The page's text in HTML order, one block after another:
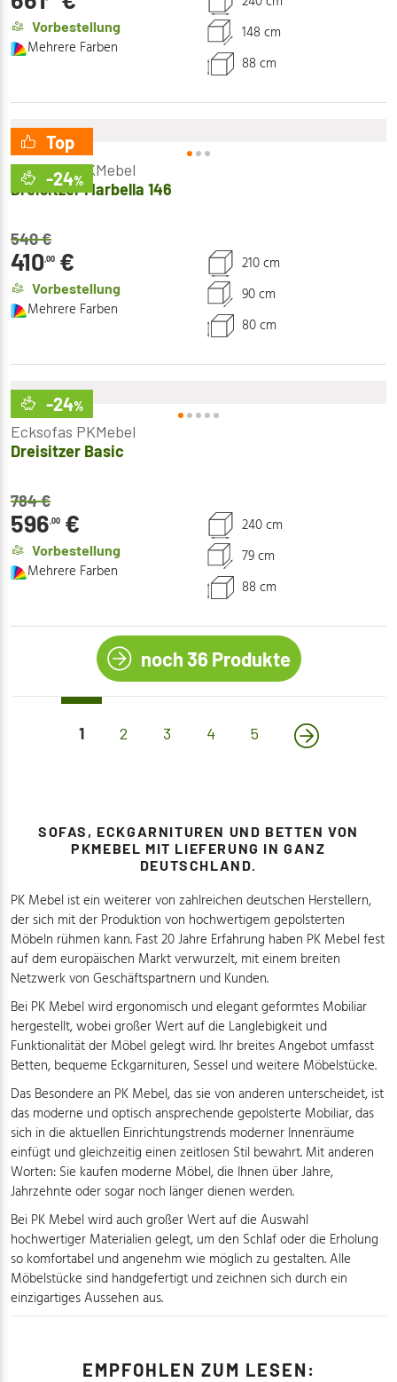
Vorbestellung
Mehrere Farben
148 cm
88 cm
Top
-24%
Ecksofas PKMebel
Dreisitzer Marbella 146
540€
410,00 €
Vorbestellung
Mehrere Farben
210 cm
90 cm
80 cm
-24%
Ecksofas PKMebel
Dreisitzer Basic
784€
596,00 €
Vorbestellung
Mehrere Farben
240 cm
79 cm
88 cm
noch 36 Produkte
1(current)
2 3 4 5
SOFAS, ECKGARNITUREN UND BETTEN VON
PKMEBEL MIT LIEFERUNG IN GANZ
DEUTSCHLAND.
PK Mebel ist ein weiterer von zahlreichen deutschen Herstellern,
der sich mit der Produktion von hochwertigem gepolsterten
Möbeln rühmen kann. Fast 20 Jahre Erfahrung haben PK Mebel fest
auf dem europäischen Markt verwurzelt, mit einem breiten
Netzwerk von Geschäftspartnern und Kunden.
Bei PK Mebel wird ergonomisch und elegant geformtes Mobiliar
hergestellt, wobei großer Wert auf die Langlebigkeit und
Funktionalität der Möbel gelegt wird. Ihr breites Angebot umfasst
Betten, bequeme Eckgarnituren, Sessel und weitere Möbelstücke.
Das Besondere an PK Mebel, das sie von anderen unterscheidet, ist
das moderne und optisch ansprechende gepolsterte Mobiliar, das
sich in die aktuellen Einrichtungstrends moderner Innenräume
einfügt und gleichzeitig einen zeitlosen Stil bewahrt. Mit anderen
Worten: Sie kaufen moderne Möbel, die Ihnen über Jahre,
Jahrzehnte oder sogar noch länger dienen werden.
Bei PK Mebel wird auch großer Wert auf die Auswahl
hochwertiger Materialien gelegt, um den Schlaf oder die Erholung
so komfortabel und angenehm wie möglich zu gestalten. Alle
Möbelstücke sind handgefertigt und zeichnen sich durch ein
einzigartiges Aussehen aus.
EMPFOHLEN ZUM LESEN: